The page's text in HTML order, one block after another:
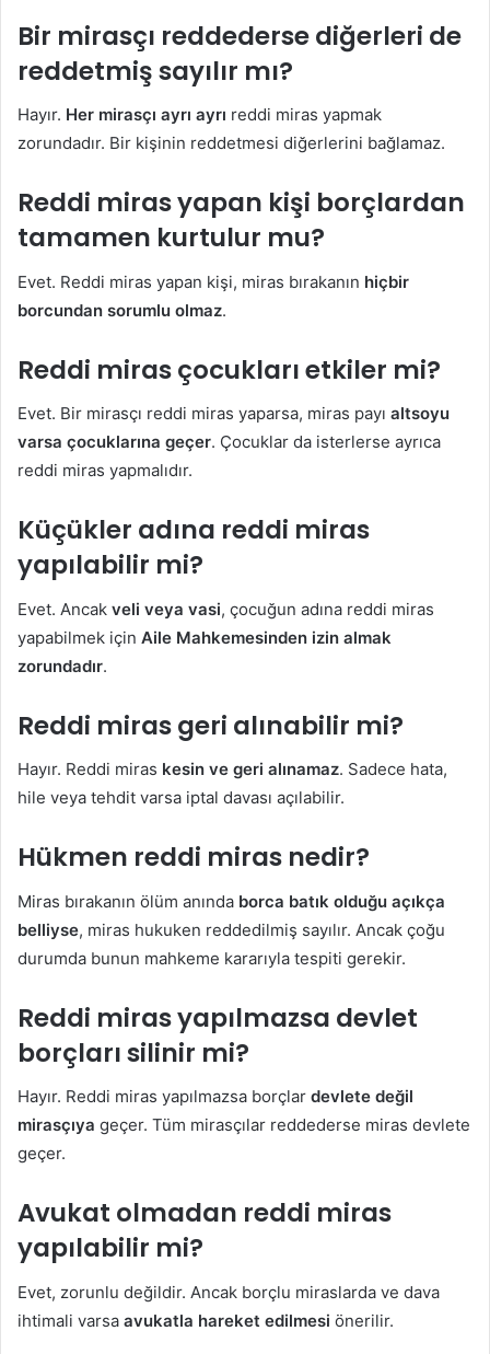
Bir mirasçı reddederse diğerleri de
reddetmiş sayılır mı?
Hayır. Her mirasçı ayrı ayrı reddi miras yapmak
zorundadır. Bir kişinin reddetmesi diğerlerini bağlamaz.
Reddi miras yapan kişi borçlardan
tamamen kurtulur mu?
Evet. Reddi miras yapan kişi, miras bırakanın hiçbir
borcundan sorumlu olmaz.
Reddi miras çocukları etkiler mi?
Evet. Bir mirasçı reddi miras yaparsa, miras payı altsoyu
varsa çocuklarına geçer. Çocuklar da isterlerse ayrıca
reddi miras yapmalıdır.
Küçükler adına reddi miras
yapılabilir mi?
Evet. Ancak veli veya vasi, çocuğun adına reddi miras
yapabilmek için Aile Mahkemesinden izin almak
zorundadır.
Reddi miras geri alınabilir mi?
Hayır. Reddi miras kesin ve geri alınamaz. Sadece hata,
hile veya tehdit varsa iptal davası açılabilir.
Hükmen reddi miras nedir?
Miras bırakanın ölüm anında borca batık olduğu açıkça
belliyse, miras hukuken reddedilmiş sayılır. Ancak çoğu
durumda bunun mahkeme kararıyla tespiti gerekir.
Reddi miras yapılmazsa devlet
borçları silinir mi?
Hayır. Reddi miras yapılmazsa borçlar devlete değil
mirasçıya geçer. Tüm mirasçılar reddederse miras devlete
geçer.
Avukat olmadan reddi miras
yapılabilir mi?
Evet, zorunlu değildir. Ancak borçlu miraslarda ve dava
ihtimali varsa avukatla hareket edilmesi önerilir.